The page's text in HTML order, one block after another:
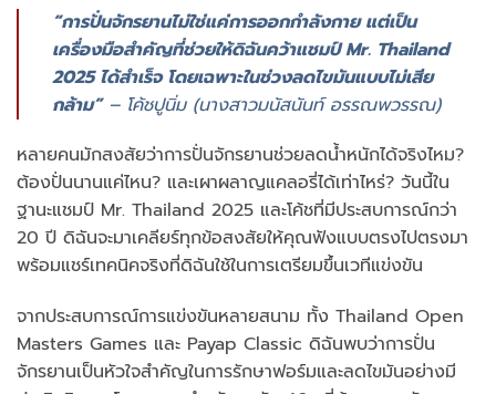
“การปั่นจักรยานไม่ใช่แค่การออกกำลังกาย แต่เป็น
เครื่องมือสำคัญที่ช่วยให้ดิฉันคว้าแชมป์ Mr. Thailand
2025 ได้สำเร็จ โดยเฉพาะในช่วงลดไขมันแบบไม่เสีย
กล้าม”– โค้ชปูนิ่ม (นางสาวมนัสนันท์ อรรณพวรรณ)
หลายคนมักสงสัยว่าการปั่นจักรยานช่วยลดน้ำหนักได้จริงไหม?
ต้องปั่นนานแค่ไหน? และเผาผลาญแคลอรี่ได้เท่าไหร่? วันนี้ใน
ฐานะแชมป์ Mr. Thailand 2025 และโค้ชที่มีประสบการณ์กว่า
20 ปี ดิฉันจะมาเคลียร์ทุกข้อสงสัยให้คุณฟังแบบตรงไปตรงมา
พร้อมแชร์เทคนิคจริงที่ดิฉันใช้ในการเตรียมขึ้นเวทีแข่งขัน
จากประสบการณ์การแข่งขันหลายสนาม ทั้ง Thailand Open
Masters Games และ Payap Classic ดิฉันพบว่าการปั่น
จักรยานเป็นหัวใจสำคัญในการรักษาฟอร์มและลดไขมันอย่างมี